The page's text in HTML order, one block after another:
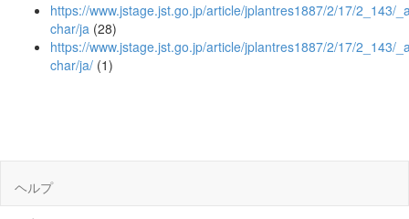
https://www.jstage.jst.go.jp/article/jplantres1887/2/17/2_143/
char/ja (28)
https://www.jstage.jst.go.jp/article/jplantres1887/2/17/2_143/
char/ja/ (1)
ヘルプ